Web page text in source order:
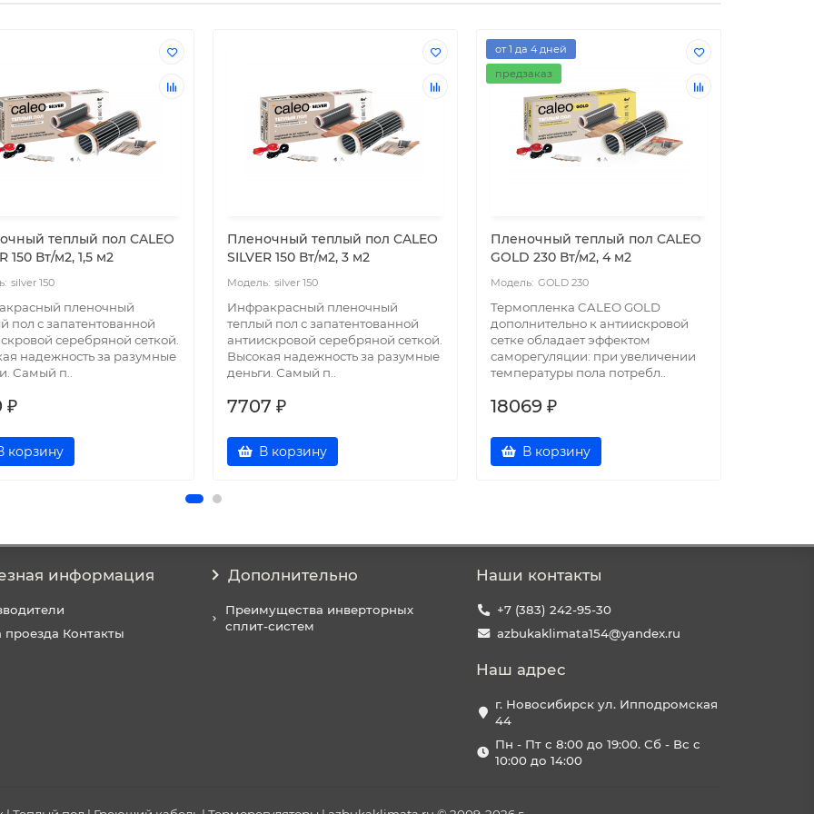
теплый пол CALEO
150 Вт/м2, 1,5 м2
silver 150
пленочный
пол с запатентованной
серебряной сеткой.
надежность за разумные
Самый п..
₽
корзину
Пленочный теплый пол CALEO
SILVER 150 Вт/м2, 3 м2
silver 150
Инфракрасный пленочный
теплый пол с запатентованной
антиискровой серебряной сеткой.
Высокая надежность за разумные
деньги. Самый п..
7707 ₽
В корзину
от 1 да 4 дней
предзаказ
Пленочный теплый пол CALEO
GOLD 230 Вт/м2, 4 м2
GOLD 230
Термопленка CALEO GOLD
дополнительно к антиискровой
сетке обладает эффектом
саморегуляции: при увеличении
температуры пола потребл..
18069 ₽
В корзину
информация
проезда Контакты
Дополнительно
Преимущества инверторных
сплит-систем
Наши контакты
+7 (383) 242-95-30
azbukaklimata154@yandex.ru
Наш адрес
г. Новосибирск ул. Ипподромская
44
Пн - Пт с 8:00 до 19:00. Сб - Вс с
10:00 до 14:00